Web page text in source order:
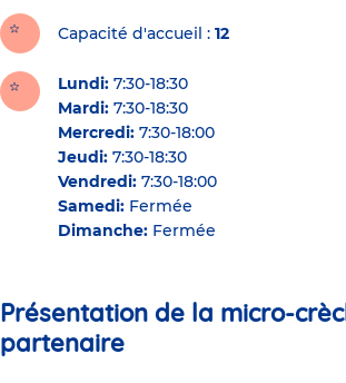
Capacité d'accueil 12
Lundi: 7:30-18:30
Mardi: 7:30-18:30
Mercredi: 7:30-18:00
Jeudi: 7:30-18:30
Vendredi: 7:30-18:00
Samedi: Fermée
Dimanche: Fermée
Présentation de la micro-
partenaire